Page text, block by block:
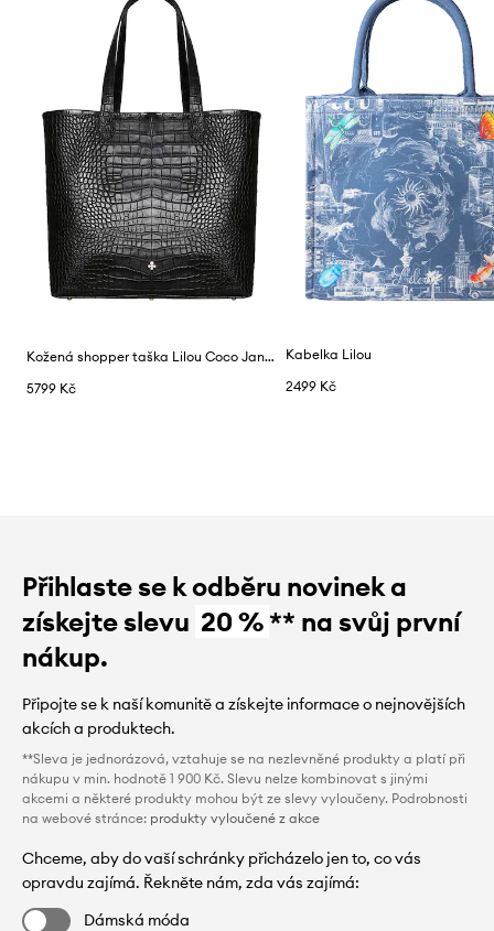
Kožená shopper taška Lilou Coco Jane
5799 Kč
Kabelka Lilou
2499 Kč
Přihlaste se k odběru novinek a
získejte slevu 20 %** na svůj první
nákup.
Připojte se k naší komunitě a získejte informace o nejnovějších
akcích a produktech.
**Sleva je jednorázová, vztahuje se na nezlevněné produkty a platí při
nákupu v min. hodnotě 1 900 Kč. Slevu nelze kombinovat s jinými
akcemi a některé produkty mohou být ze slevy vyloučeny. Podrobnosti
na webové stránce: produkty vyloučené z akce
Chceme, aby do vaší schránky přicházelo jen to, co vás
opravdu zajímá. Řekněte nám, zda vás zajímá:
Dámská móda